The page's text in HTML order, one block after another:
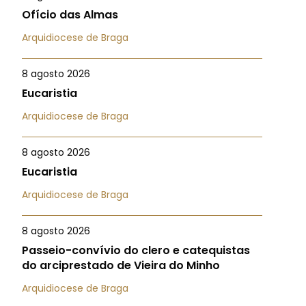
Ofício das Almas
Arquidiocese de Braga
8 agosto 2026
Eucaristia
Arquidiocese de Braga
8 agosto 2026
Eucaristia
Arquidiocese de Braga
8 agosto 2026
Passeio-convívio do clero e catequistas
do arciprestado de Vieira do Minho
Arquidiocese de Braga